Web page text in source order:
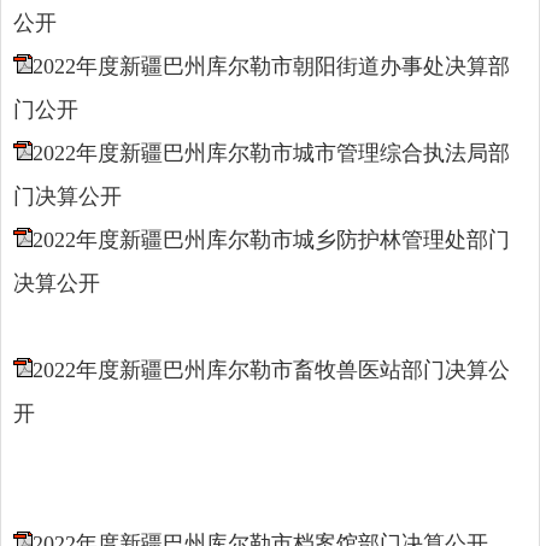
公开
2022年度新疆巴州库尔勒市朝阳街道办事处决算部
门公开
2022年度新疆巴州库尔勒市城市管理综合执法局部
门决算公开
2022年度新疆巴州库尔勒市城乡防护林管理处部门
决算公开
2022年度新疆巴州库尔勒市畜牧兽医站部门决算公
开